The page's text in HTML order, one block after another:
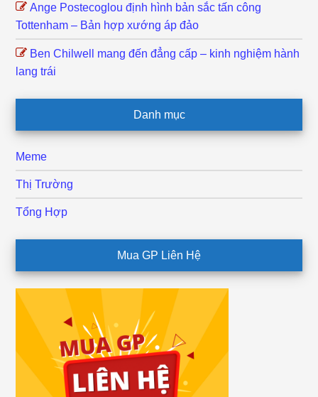
Ange Postecoglou định hình bản sắc tấn công
Tottenham – Bản hợp xướng áp đảo
Ben Chilwell mang đến đẳng cấp – kinh nghiệm hành
lang trái
Danh mục
Meme
Thị Trường
Tổng Hợp
Mua GP Liên Hệ